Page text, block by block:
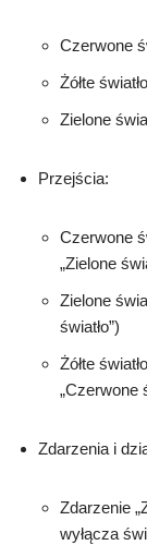
Czerwone
Żółte światło
Zielone
Przejścia:
Czerwone
„Zielone
Zielone
światło”)
Żółte
„Czerwone
Zdarzenia i
Zdarzenie
wyłącza